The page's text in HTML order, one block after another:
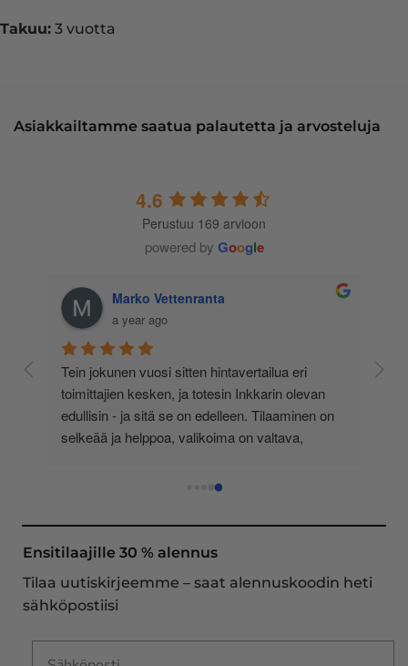
Takuu: 3 vuotta
Asiakkailtamme saatua palautetta ja arvosteluja
4.6
Perustuu 169 arvioon
powered by Google
Marko Vettenranta
a year ago
Tein jokunen vuosi sitten hintavertailua eri
toimittajien kesken, ja totesin Inkkarin olevan
edullisin - ja sitä se on edelleen. Tilaaminen on
selkeää ja helppoa, valikoima on valtava,
asiakaspalvelu todella ripeää (s-postin kautta) ja
oli noudettavissa postin lokerosta tänään!! En
näe mitään syytä vaihtaa toimittajaa. Kaikki on
ollut mitään moitittavaa! Lämmin suositus!
Ensitilaajille 30 % alennus
Tilaa uutiskirjeemme – saat alennuskoodin heti
sähköpostiisi